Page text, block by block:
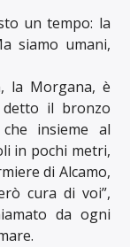
un tempo: la
siamo umani,
la Morgana, è
detto il bronzo
insieme al
in pochi metri,
di Alcamo,
cura di voi”,
da ogni